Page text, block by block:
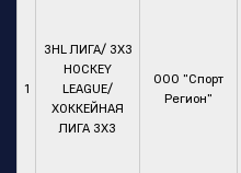
1
3HL ЛИГА/ 3Х3
HOCKEY
LEAGUE/
ХОККЕЙНАЯ
ЛИГА 3Х3
ООО "Спорт
Регион"